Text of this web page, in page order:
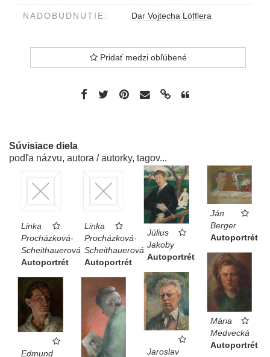
NADOBUDNUTIE: Dar Vojtecha Löfflera
Pridať medzi obľúbené
Súvisiace diela
podľa názvu, autora / autorky, tagov...
Linka
Procházková-
Scheithauerová
Autoportrét
Linka
Procházková-
Scheithauerová
Autoportrét
Július
Jakoby
Autoportrét
Ján
Berger
Autoportrét
Mária
Medvecká
Autoportrét
Jaroslav
Edmund